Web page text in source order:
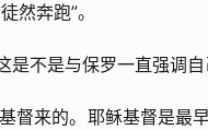
然奔跑”。
不是与保罗一直强调自
督来的。耶稣基督是最